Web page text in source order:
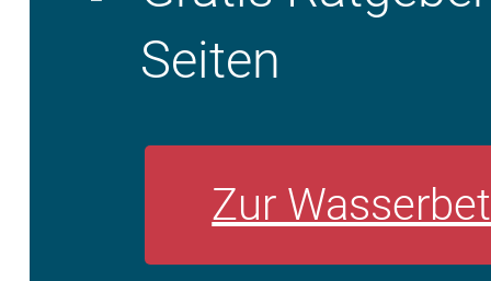
Seiten
Zur